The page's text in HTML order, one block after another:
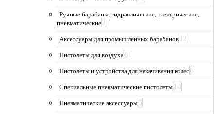
Ручные барабаны, гидравлические, электрические,
пневматические2
Аксессуары для промышленных барабанов 12
Пистолеты для воздуха61
Пистолеты и устройства для накачивания колес6
Специальные пневматические пистолеты 14
Пневматические аксессуары5